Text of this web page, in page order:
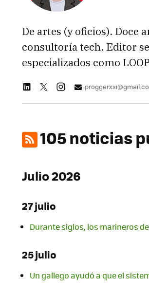
De artes (y oficios). Doce
consultoría tech. Editor
especializados como
105 noticias
Julio 2026
27 julio
Durante siglos, los marineros
25 julio
Un gallego ayudó a que el